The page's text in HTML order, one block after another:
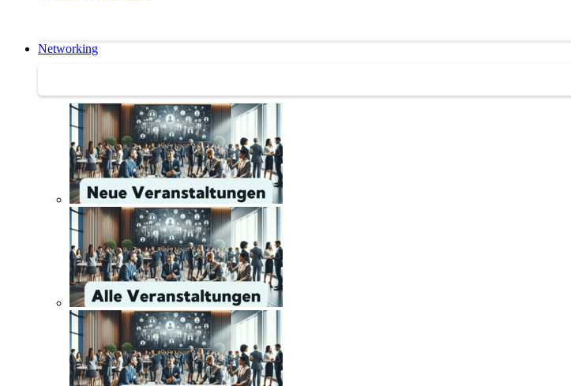
Networking